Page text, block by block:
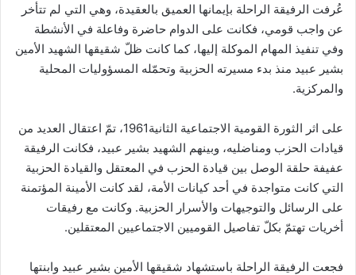
عُرفت الرفيقة الراحلة بإيمانها العميق بالعقيدة، وهي التي لم تتأخر
عن واجب قومي، فكانت على الدوام حاضرة وفاعلة في الأنشطة
وفي تنفيذ المهام الموكلة إليها، كما كانت ظلّ شقيقها الشهيد الأمين
بشير عبيد منذ بدء مسيرته الحزبية وتحمّله المسؤوليات المحلية
والمركزية.
على اثر الثورة القومية الاجتماعية الثانية1961، تمّ اعتقال العديد من
قيادات الحزب ومناضليه، وبينهم الشهيد بشير عبيد، فكانت الرفيقة
عفيفة حلقة الوصل بين قيادة الحزب في المعتقل والقيادة الحزبية
التي كانت متواجدة في أحد كيانات الأمة، لقد كانت الأمينة المؤتمنة
على الرسائل والتوجيهات والأسرار الحزبية. وكانت مع رفيقات
أخريات تهتمّ بكلّ تفاصيل القوميين الاجتماعيين المعتقلين.
فجعت الرفيقة الراحلة باستشهاد شقيقها الأمين بشير عبيد وابنتها